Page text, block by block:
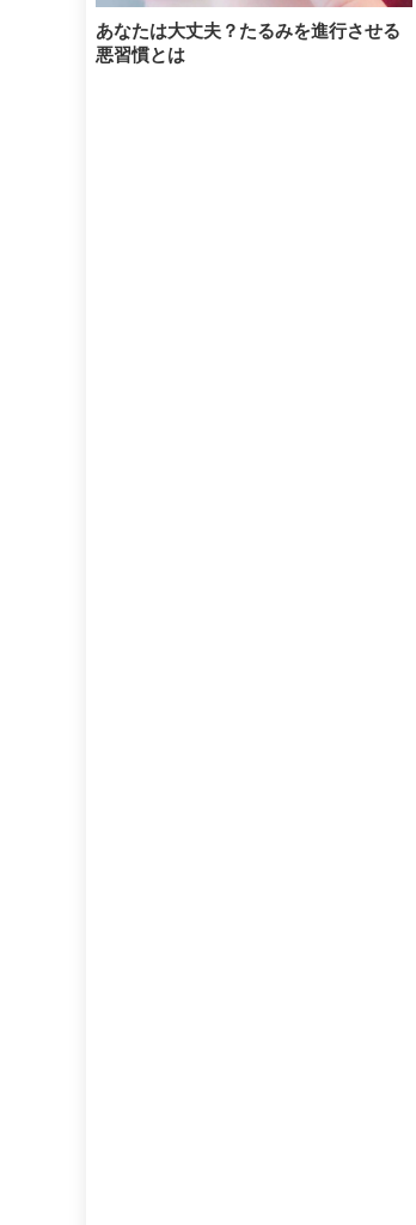
あなたは大丈夫？たるみを進行させる
悪習慣とは